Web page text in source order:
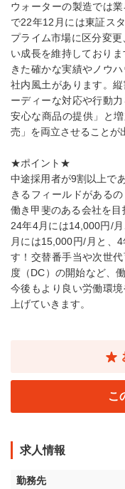
ウォーターの製造では
で22年12月には東証ス
プライム市場に区分変
い成長を維持しており
きた確かな実績やノウ
社内風土があります。
ーディーな対応や行動
安心な商品の提供」と
売」を両立させることが
★ポイント★
中途採用者が9割以上で
きるフィールドがある
働き甲斐のある会社を
24年4月には14,000円/
月には15,000円/月と、
す！交替番手当や次世
度（DC）の開始など、
今後もより良い労働環
上げていきます。
こ
求人情報
勤務先